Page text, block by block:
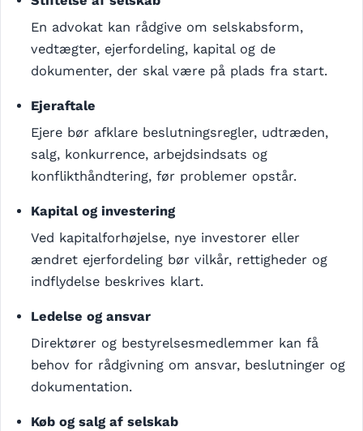
En advokat kan rådgive om selskabsform,
vedtægter, ejerfordeling, kapital og de
dokumenter, der skal være på plads fra start.
Ejeraftale
Ejere bør afklare beslutningsregler, udtræden,
salg, konkurrence, arbejdsindsats og
konflikthåndtering, før problemer opstår.
Kapital og investering
Ved kapitalforhøjelse, nye investorer eller
ændret ejerfordeling bør vilkår, rettigheder og
indflydelse beskrives klart.
Ledelse og ansvar
Direktører og bestyrelsesmedlemmer kan få
behov for rådgivning om ansvar, beslutninger og
dokumentation.
Køb og salg af selskab